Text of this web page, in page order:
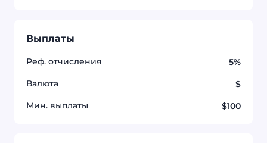
Выплаты
Реф. отчисления 5%
Валюта $
Мин. выплаты $100